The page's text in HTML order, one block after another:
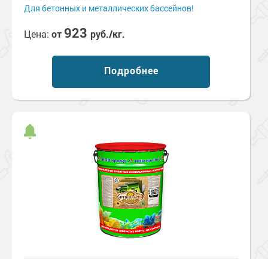
Для бетонных и металлических бассейнов!
Цена: от 923 руб./кг.
Подробнее